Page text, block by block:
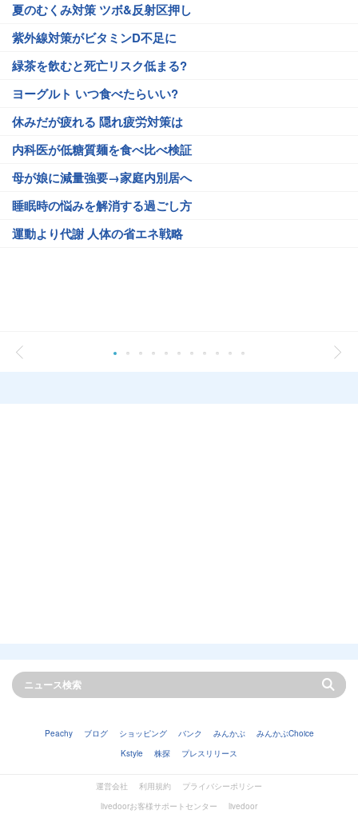
夏のむくみ対策 ツボ&反射区押し
紫外線対策がビタミンD不足に
緑茶を飲むと死亡リスク低まる?
ヨーグルト いつ食べたらいい?
休みだが疲れる 隠れ疲労対策は
内科医が低糖質麺を食べ比べ検証
母が娘に減量強要→家庭内別居へ
睡眠時の悩みを解消する過ごし方
運動より代謝 人体の省エネ戦略
Peachy ブログ ショッピング バンク みんかぶ
みんかぶChoice
Kstyle
株探 プレスリリース
運営会社 利用規約
プライバシーポリシー
livedoorお客様サポートセンター
livedoor